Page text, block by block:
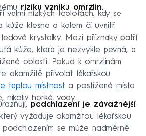
riziku vzniku omrzlin.
velmi nízkých teplotách, kdy se
kůže klesne a kolem či uvnitř
krystalky. Mezi příznaky patří
kůže, která je nezvykle pevná, a
oblasti. Pokud k omrzlinám
okamžitě přivolat lékařskou
teplou místnost a postižené místo
nikoliv horké, vody.
podchlazení je závažnější
který vyžaduje okamžitou lékařskou
se může nadměrně